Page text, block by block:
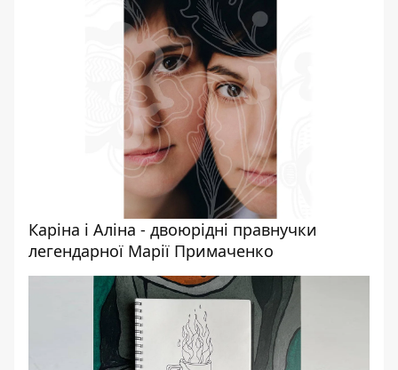
Каріна і Аліна - двоюрідні правнучки
легендарної Марії Примаченко